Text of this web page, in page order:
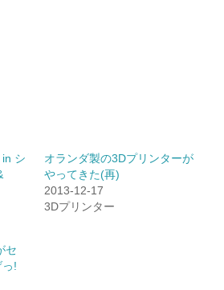
シ
オランダ製の3Dプリンターが
やってきた(再)
2013-12-17
3Dプリンター
セ
!